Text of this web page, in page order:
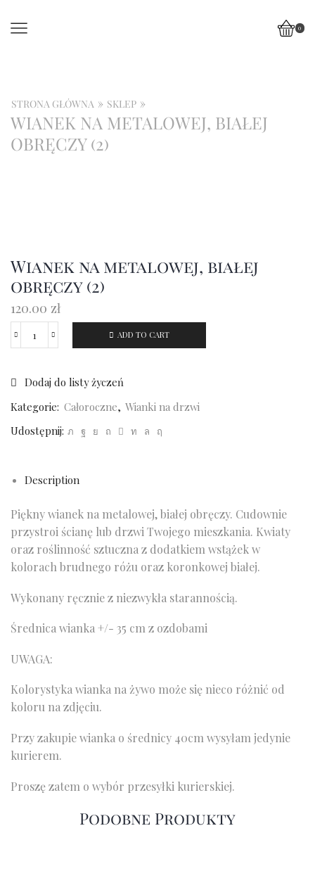
0
STRONA GŁÓWNA » SKLEP »
WIANEK NA METALOWEJ, BIAŁEJ
OBRĘCZY (2)
Wianek na metalowej, białej
obręczy (2)
120.00 zł
Wianek
metalowej,
białej
obręczy
(2)
ADD TO CART
Dodaj do listy życzeń
Kategorie: Całoroczne, Wianki na drzwi
Udostępnij:
Description
Piękny wianek na metalowej, białej obręczy. Cudownie
przystroi ścianę lub drzwi Twojego mieszkania. Kwiaty
oraz roślinność sztuczna z dodatkiem wstążek w
kolorach brudnego różu oraz koronkowej białej.
Wykonany ręcznie z niezwykła starannością.
Średnica wianka +/- 35 cm z ozdobami
UWAGA:
Kolorystyka wianka na żywo może się nieco różnić od
koloru na zdjęciu.
Przy zakupie wianka o średnicy 40cm wysyłam jedynie
kurierem.
Proszę zatem o wybór przesyłki kurierskiej.
Podobne Produkty